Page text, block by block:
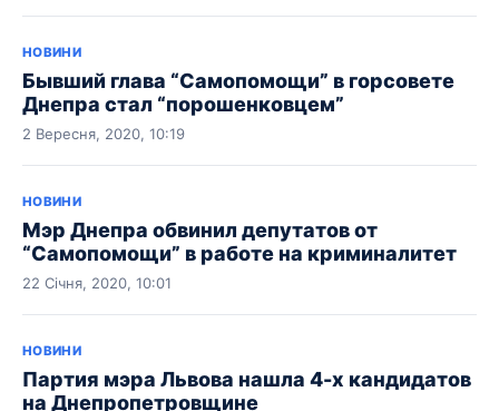
НОВИНИ
Бывший глава “Самопомощи” в горсовете
Днепра стал “порошенковцем”
2 Вересня, 2020, 10:19
НОВИНИ
Мэр Днепра обвинил депутатов от
“Самопомощи” в работе на криминалитет
22 Січня, 2020, 10:01
НОВИНИ
Партия мэра Львова нашла 4-х кандидатов
на Днепропетровщине